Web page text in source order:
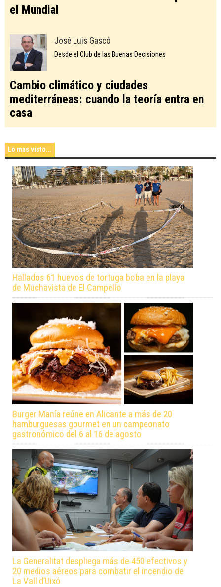
el Mundial
José Luis Gascó
Desde el Club de las Buenas Decisiones
Cambio climático y ciudades
mediterráneas: cuando la teoría entra en
casa
Lo más visto...
Hallados 61 huevos de tortuga boba en la playa
de Muchavista de El Campello
Burger Manía reúne en Alicante a más de 20
hamburguesas gourmet en un campeonato
gastronómico del 6 al 16 de agosto
La Generalitat despliega más de 450 efectivos y
20 medios aéreos para combatir el incendio de
La Vall d’Uixó